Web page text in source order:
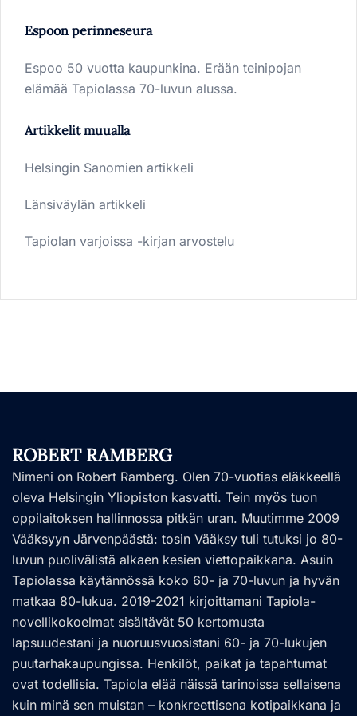
Espoon perinneseura
Espoo 50 vuotta kaupunkina. Erään teinipojan
elämää Tapiolassa 70-luvun alussa.
Artikkelit muualla
Helsingin Sanomien artikkeli
Länsiväylän artikkeli
Tapiolan varjoissa -kirjan arvostelu
ROBERT RAMBERG
Nimeni on Robert Ramberg. Olen 70-vuotias eläkkeellä
oleva Helsingin Yliopiston kasvatti. Tein myös tuon
oppilaitoksen hallinnossa pitkän uran. Muutimme 2009
Vääksyyn Järvenpäästä: tosin Vääksy tuli tutuksi jo 80-
luvun puolivälistä alkaen kesien viettopaikkana. Asuin
Tapiolassa käytännössä koko 60- ja 70-luvun ja hyvän
matkaa 80-lukua. 2019-2021 kirjoittamani Tapiola-
novellikokoelmat sisältävät 50 kertomusta
lapsuudestani ja nuoruusvuosistani 60- ja 70-lukujen
puutarhakaupungissa. Henkilöt, paikat ja tapahtumat
ovat todellisia. Tapiola elää näissä tarinoissa sellaisena
kuin minä sen muistan – konkreettisena kotipaikkana ja